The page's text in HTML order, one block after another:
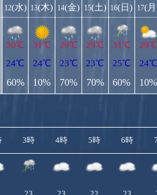
12(水)
30℃
24℃
60%
13(木)
31℃
24℃
10%
14(金)
29℃
23℃
70%
15(土)
29℃
23℃
70%
16(日)
31℃
25℃
60%
17(
29℃
24℃
10%
3時 4時 5時 6時